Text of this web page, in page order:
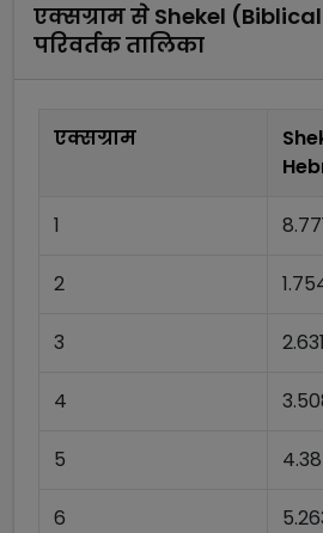
एक्सग्रामसे Shekel
परिवर्तक तालिका
एक्सग्राम
1
2
3
4
5
6